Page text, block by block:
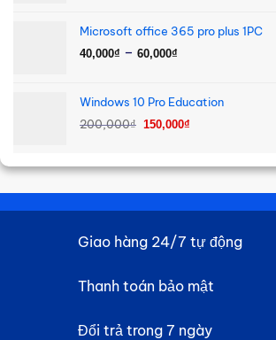
380,000₫.
là:
Microsoft office 365 pro plus 1PC
40,000₫ – 60,000₫
40,000₫
đến
Windows 10 Pro Education
200,000₫ Giá
200,000₫.
150,000₫Giá
là:
150,000₫.
Giao hàng 24/7 tự động
Thanh toán bảo mật
Đổi trả trong 7 ngày